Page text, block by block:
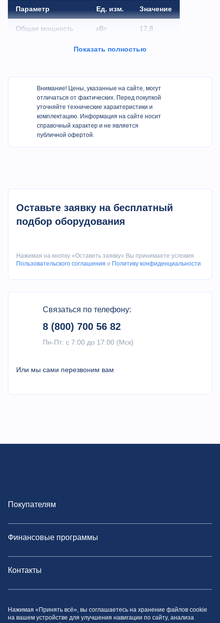
Параметр Ед. изм. Значение
Общая мощность кВт 17,8
Производительность кг/ч 300
кг 2000
Размер м 3*2,9*2,3
Производитель установки предоставляет 1 (один) год
согласно инструкции по эксплуатации. При возникновении
гарантийного случая, производитель обязуется предоставить
неисправный элемент бесплатно, расходы по доставке
Показать полностью
Внимание! Цены, указанные на сайте, могут
отличаться от фактических. Перед покупкой
уточняйте технические характеристики и
комплектацию. Информация на сайте носит
справочный характер и не является
публичной офертой.
Оставьте заявку на бесплатный
подбор оборудования
Нажимая на кнопку «Оставить заявку» Вы принимаете условия
Пользовательского соглашения и Политику конфиденциальности
Связаться по телефону:
8 (800) 700 56 82
Пн-Пт: с 7:00 до 17:00 (Мск)
Или мы сами перезвоним вам
Покупателям
Финансовые программы
Контакты
Политика конфиденциальности
Нажимая «Принять всё», вы соглашаетесь на хранение файлов cookie
на вашем устройстве для улучшения навигации по сайту, анализа